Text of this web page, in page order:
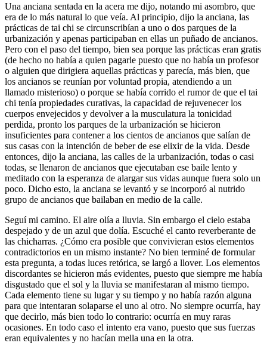
Una anciana sentada en la acera me dijo, notando mi asombro, que
era de lo más natural lo que veía. Al principio, dijo la anciana, las
prácticas de tai chi se circunscribían a uno o dos parques de la
urbanización y apenas participaban en ellas un puñado de ancianos.
Pero con el paso del tiempo, bien sea porque las prácticas eran gratis
(de hecho no había a quien pagarle puesto que no había un profesor
o alguien que dirigiera aquellas prácticas y parecía, más bien, que
los ancianos se reunían por voluntad propia, atendiendo a un
llamado misterioso) o porque se había corrido el rumor de que el tai
chi tenía propiedades curativas, la capacidad de rejuvenecer los
cuerpos envejecidos y devolver a la musculatura la tonicidad
perdida, pronto los parques de la urbanización se hicieron
insuficientes para contener a los cientos de ancianos que salían de
sus casas con la intención de beber de ese elixir de la vida. Desde
entonces, dijo la anciana, las calles de la urbanización, todas o casi
todas, se llenaron de ancianos que ejecutaban ese baile lento y
meditado con la esperanza de alargar sus vidas aunque fuera solo un
poco. Dicho esto, la anciana se levantó y se incorporó al nutrido
grupo de ancianos que bailaban en medio de la calle.
Seguí mi camino. El aire olía a lluvia. Sin embargo el cielo estaba
despejado y de un azul que dolía. Escuché el canto reverberante de
las chicharras. ¿Cómo era posible que convivieran estos elementos
contradictorios en un mismo instante? No bien terminé de formular
esta pregunta, a todas luces retórica, se largó a llover. Los elementos
discordantes se hicieron más evidentes, puesto que siempre me había
disgustado que el sol y la lluvia se manifestaran al mismo tiempo.
Cada elemento tiene su lugar y su tiempo y no había razón alguna
para que intentaran solaparse el uno al otro. No siempre ocurría, hay
que decirlo, más bien todo lo contrario: ocurría en muy raras
ocasiones. En todo caso el intento era vano, puesto que sus fuerzas
eran equivalentes y no hacían mella una en la otra.